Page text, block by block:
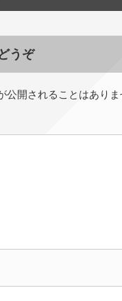
うぞ
公開されることはありま